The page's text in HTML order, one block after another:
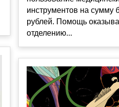
инструментов на сумму
рублей. Помощь
отделению...